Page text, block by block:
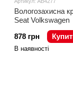
Вологозахисна
Seat Volkswagen
878 грн
В наявності